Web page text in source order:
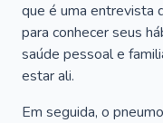
que é uma entrevista
para conhecer seus
saúde pessoal e
estar ali.
Em seguida, o